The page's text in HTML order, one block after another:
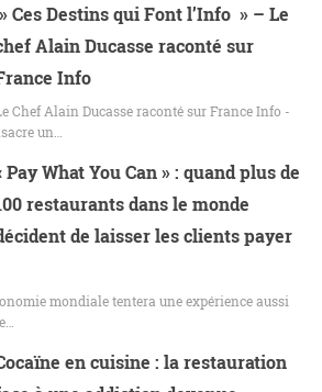
» Ces Destins qui Font l’Info » – Le
Alain Ducasse raconté sur
Info
Chef Alain Ducasse raconté sur France Info -
un…
Pay What You Can » : quand plus de
restaurants dans le monde
de laisser les clients payer
mondiale tentera une expérience aussi
en cuisine : la restauration